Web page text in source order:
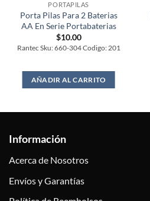
PORTAPILAS
Porta Pilas Para 2 Baterias
AA En Serie Portabaterias
$10.00
Rantec Sku: 660-304 Codigo: 201
AÑADIR AL CARRITO
Información
Acerca de Nosotros
Envíos y Garantías